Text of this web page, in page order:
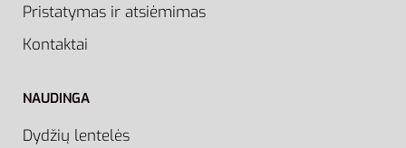
Pristatymas ir atsiėmimas
Kontaktai
NAUDINGA
Dydžių lentelės